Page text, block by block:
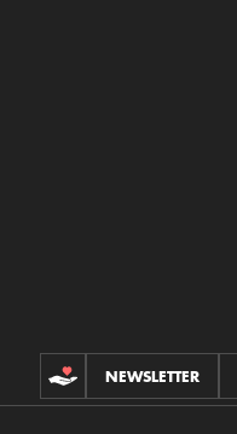
CONTRIBUCIONES
NEWSLETTER